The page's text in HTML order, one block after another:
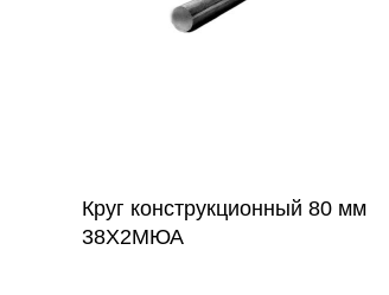
Круг конструкционный 80 мм
38Х2МЮА